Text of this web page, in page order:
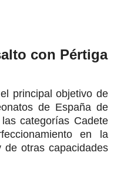
con Pértiga
principal objetivo de
de España de
categorías Cadete
en la
otras capacidades